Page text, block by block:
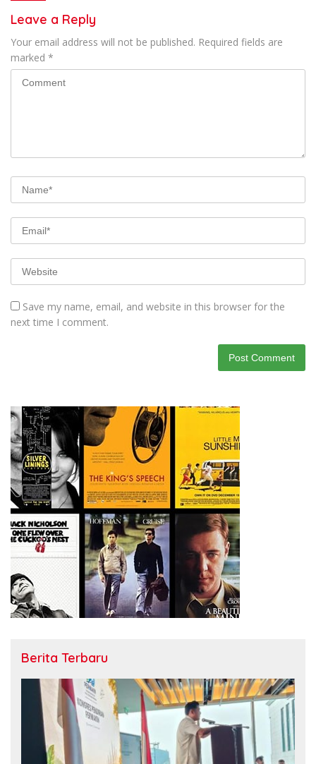
Leave a Reply
Your email address will not be published. Required fields are
marked *
Save my name, email, and website in this browser for the
next time I comment.
Berita Terbaru